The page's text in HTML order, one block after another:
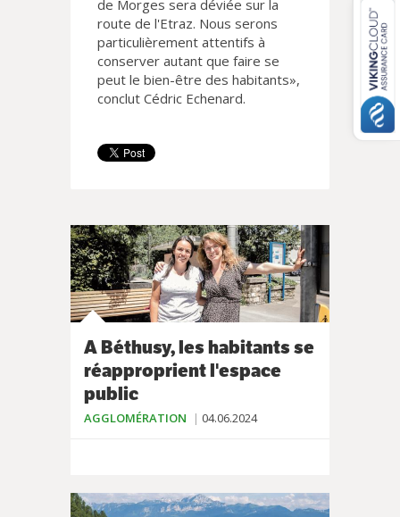
de Morges sera déviée sur la
route de l'Etraz. Nous serons
particulièrement attentifs à
conserver autant que faire se
peut le bien-être des habitants»,
conclut Cédric Echenard.
A Béthusy, les habitants se
réapproprient l'espace
public
AGGLOMÉRATION 04.06.2024